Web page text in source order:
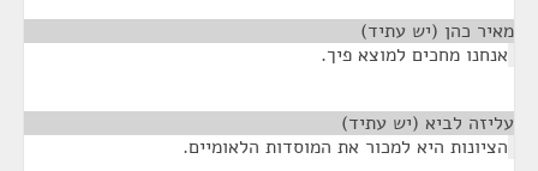
מאיר כהן (יש עתיד)
אנחנו מחכים למוצא פיך.
עליזה לביא (יש עתיד)
הציונות היא למכור את המוסדות הלאומיים.